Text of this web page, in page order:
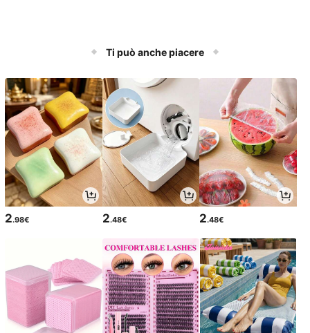
Ti può anche piacere
2.98€ 2.48€ 2.48€